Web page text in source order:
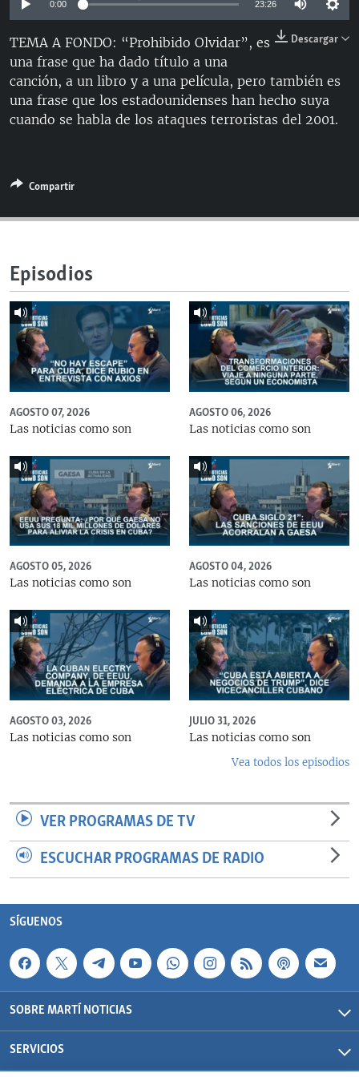
RADIO MARTÍ
ESPECIALES
ESPECIALES
LA REALIDAD DE LA VIVIENDA EN CUBA
LOS SANTOS DE HIALEAH
DESINFORMACIÓN RUSA EN AMÉRICA LATINA
MULTIMEDIA
EDITORIALES
0:00 23:26
Descargar
TEMA A FONDO: “Prohibido Olvidar”, es
una frase que ha dado título a una
canción, a un libro y a una película, pero también es
una frase que los estadounidenses han hecho suya
cuando se habla de los ataques terroristas del 2001.
Compartir
Episodios
AGOSTO 07, 2026
Las noticias como son
AGOSTO 06, 2026
Las noticias como son
AGOSTO 05, 2026
Las noticias como son
AGOSTO 04, 2026
Las noticias como son
AGOSTO 03, 2026
Las noticias como son
JULIO 31, 2026
Las noticias como son
Vea todos los episodios
VER PROGRAMAS DE TV
ESCUCHAR PROGRAMAS DE RADIO
SÍGUENOS
SOBRE MARTÍ NOTICIAS
SERVICIOS